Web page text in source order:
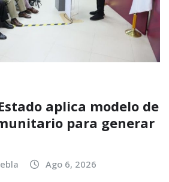
aplica modelo de
para generar
Ago 6, 2026